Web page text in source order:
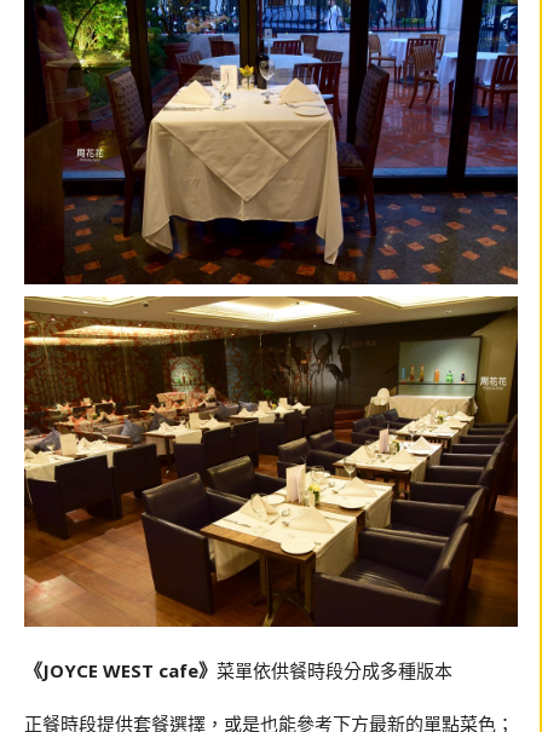
《JOYCE WEST cafe》 菜單依供餐時段分成多種版本
正餐時段提供套餐選擇，或是也能參考下方最新的單點菜色；